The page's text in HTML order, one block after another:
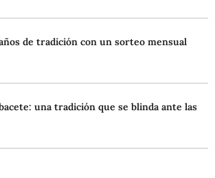
de tradición con un sorteo mensual
una tradición que se blinda ante las